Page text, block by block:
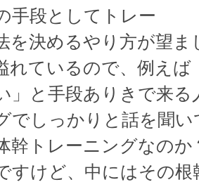
手段としてトレー
を決めるやり方が望
れているので、例え
」と手段ありきで来
でしっかりと話を聞
幹トレーニングなの
すけど、中にはその